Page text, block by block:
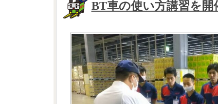
BT車の使い方講習を開